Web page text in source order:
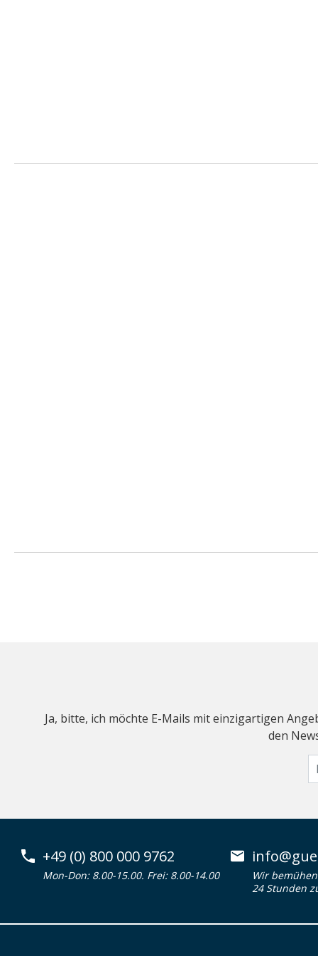
Ja, bitte, ich möchte E-Mails mit einzigartigen
den
+49 (0) 800 000 9762
Mon-Don: 8.00-15.00. Frei: 8.00-14.00
Wir
24 Stunden